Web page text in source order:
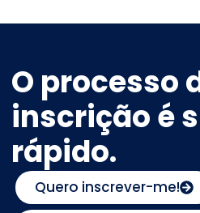
O processo
inscrição é
rápido.
Quero inscrever-me!